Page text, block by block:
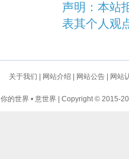
声明：本站
表其个人观
关于我们 网站介绍 网站公告 网站
你的世界 • 意世界 | Copyright © 2015-